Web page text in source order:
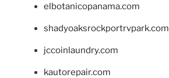
elbotanicopanama.com
shadyoaksrockportrvpark.com
jccoinlaundry.com
kautorepair.com